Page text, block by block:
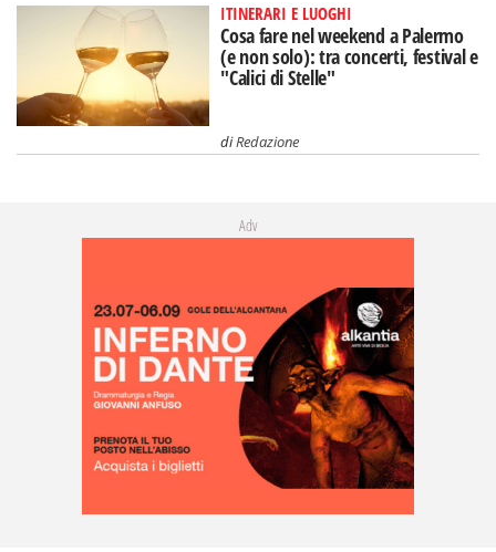
ITINERARI E LUOGHI
Cosa fare nel weekend a Palermo
(e non solo): tra concerti, festival e
"Calici di Stelle"
diRedazione
Adv